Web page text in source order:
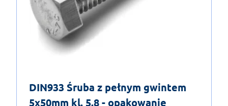
DIN933 Śruba z pełnym gwintem
5x50mm kl. 5.8 - opakowanie